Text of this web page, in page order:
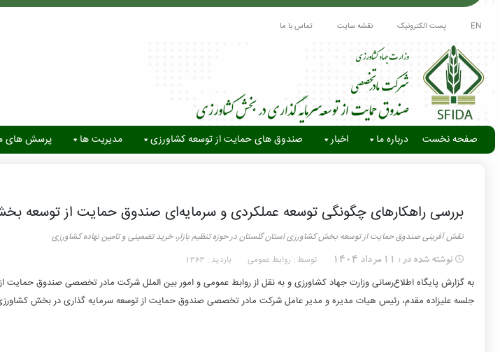
EN پست الکترونیک نقشه سایت تماس با ما
صفحه نخست درباره ما اخبار صندوق های حمایت از توسعه کشاورزی مدیریت ها پرسش های
بررسی راهکارهای چگونگی توسعه عملکردی و سرمایه‌ای صندوق حمایت از توسعه
نقش آفرینی صندوق حمایت از توسعه بخش کشاورزی استان گلستان در حوزه تنظیم بازار، خرید تضمینی و تامین نهاده کشاورزی
نوشته شده در : 11 مرداد 1404 توسط : روابط عمومی بازدید : 1363
به گزارش پایگاه اطلاع‌رسانی وزارت جهاد کشاورزی و به نقل از روابط عمومی و امور بین الملل شرکت مادر تخصصی صندوق حمایت
جلسه علیزاده مقدم، رئیس هیات مدیره و مدیر عامل شرکت مادر تخصصی صندوق حمایت از توسعه سرمایه گذاری در بخش